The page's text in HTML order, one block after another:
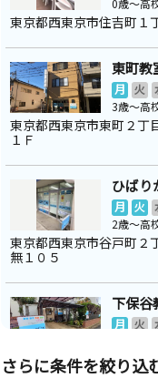
0歳～高
東京都西東京市住吉町１
東町教
月 火
3歳～高
東京都西東京市東町２
１Ｆ
ひばり
月 火
2歳～高
東京都西東京市谷戸町
無１０５
下保谷
月 火
東京都西東京市下保谷５
さらに条件を絞り込